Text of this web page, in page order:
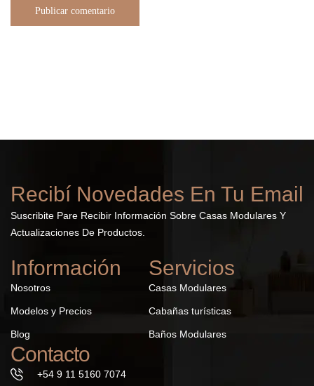
Publicar comentario
Recibí Novedades En Tu Email
Suscribite Pare Recibir Información Sobre Casas Modulares Y
Actualizaciones De Productos.
Información
Nosotros
Modelos y Precios
Blog
Servicios
Casas Modulares
Cabañas turísticas
Baños Modulares
Contacto
+54 9 11 5160 7074